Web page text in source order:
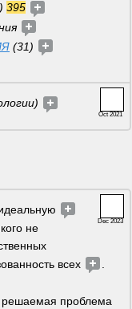
395
(31)
Oct 2021
Dec 2023
не
всех
решаемая проблема